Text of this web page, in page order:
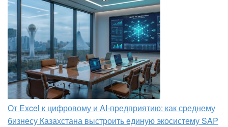
От Excel к цифровому и AI‑предприятию: как среднему
бизнесу Казахстана выстроить единую экосистему SAP